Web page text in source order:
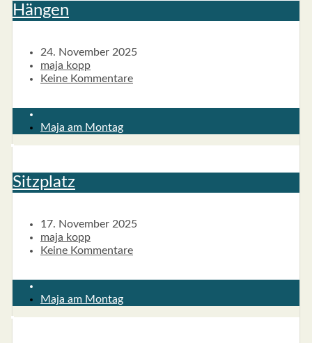
Hän­gen
24. November 2025
maja kopp
Keine Kommentare
Maja am Montag
Sitz­platz
17. November 2025
maja kopp
Keine Kommentare
Maja am Montag